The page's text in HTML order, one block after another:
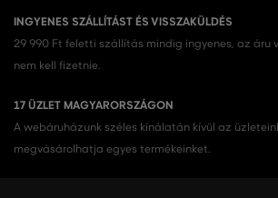
INGYENES SZÁLLÍTÁST ÉS VISSZAKÜLDÉS
29 990 Ft feletti szállítás mindig ingyenes, az áru
nem kell fizetnie.
17 ÜZLET MAGYARORSZÁGON
A webáruházunk széles kínálatán kívül az
megvásárolhatja egyes termékeinket.